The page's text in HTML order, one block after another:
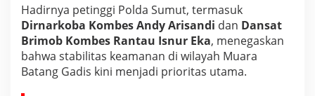
Hadirnya petinggi Polda Sumut, termasuk
Dirnarkoba Kombes Andy Arisandi dan Dansat
Brimob Kombes Rantau Isnur Eka, menegaskan
bahwa stabilitas keamanan di wilayah Muara
Batang Gadis kini menjadi prioritas utama.